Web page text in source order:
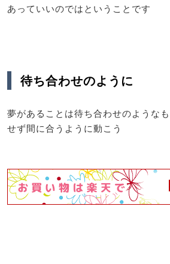
あっていいのではということです
待ち合わせのように
夢があることは待ち合わせのよう
せず間に合うように動こう